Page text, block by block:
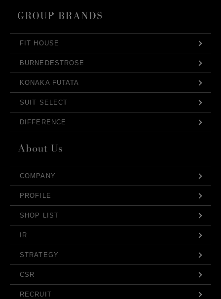
FIT HOUSE
BURNEDESTROSE
KONAKA FUTATA
SUIT SELECT
DIFFERENCE
COMPANY
PROFILE
SHOP LIST
IR
STRATEGY
CSR
RECRUIT